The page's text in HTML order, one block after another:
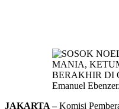
Emanuel Ebenzer.
JAKARTA –Komisi